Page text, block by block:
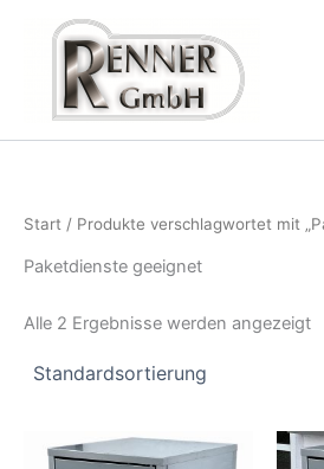
springen
Start / Produkte verschlagwortet mit
Paketdienste geeignet
Alle 2 Ergebnisse werden angezeigt